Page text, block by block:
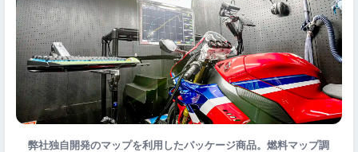
弊社独自開発のマップを利用したパッケージ商品。燃料マップ調